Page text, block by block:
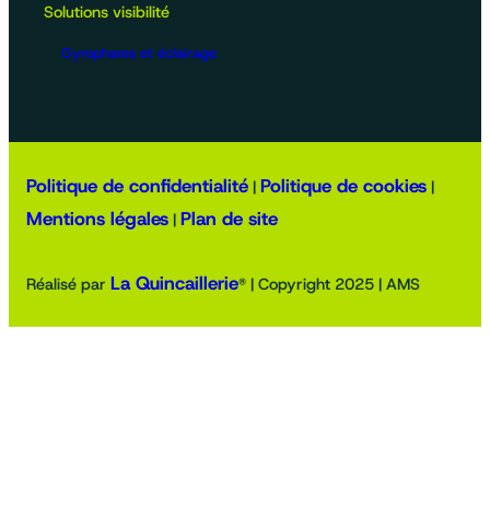
Solutions visibilité
Gyrophares et éclairage
Politique de confidentialité | Politique de cookies |
Mentions légales | Plan de site
Réalisé par La Quincaillerie® | Copyright 2025 | AMS